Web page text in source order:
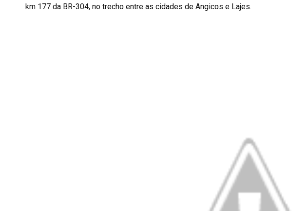
km 177 da BR-304, no trecho entre as cidades de Angicos e Lajes.